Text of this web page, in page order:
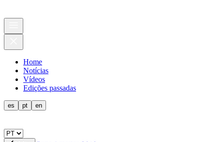
Home
Notícias
Vídeos
Edições passadas
es pt en